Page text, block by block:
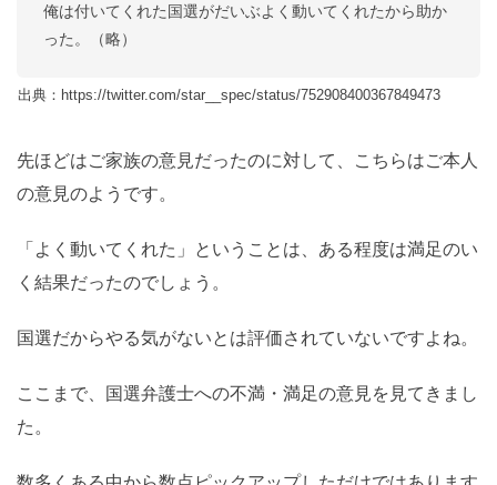
俺は付いてくれた国選がだいぶよく動いてくれたから助か
った。（略）
出典：https://twitter.com/star__spec/status/752908400367849473
先ほどはご家族の意見だったのに対して、こちらはご本人
の意見のようです。
「よく動いてくれた」ということは、ある程度は満足のい
く結果だったのでしょう。
国選だからやる気がないとは評価されていないですよね。
ここまで、国選弁護士への不満・満足の意見を見てきまし
た。